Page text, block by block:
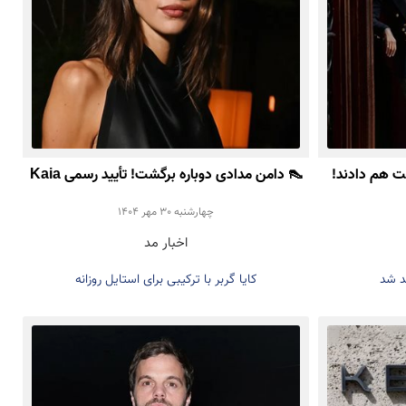
هم دادند!
شد
👠 دامن مدادی دوباره برگشت! تأیید رسمی Kaia
Gerber برای ترند پاییز ۲۰۲۵چهارشنبه 30 مهر 1404
اخبار مد
کایا گربر با ترکیبی برای استایل روزانه